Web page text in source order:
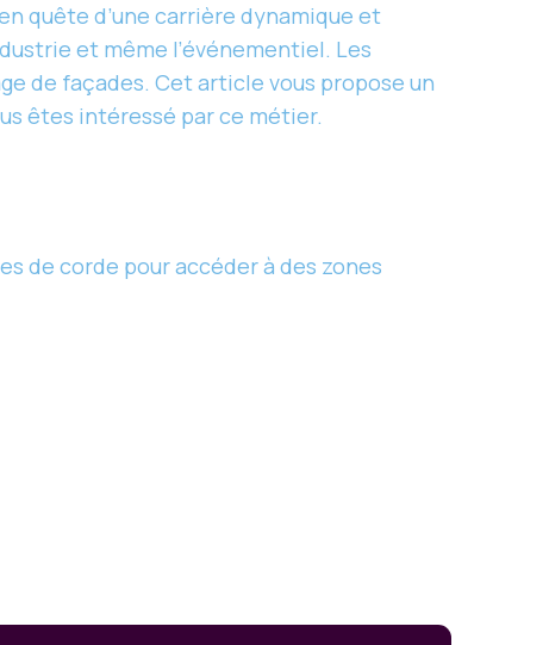
quête d’une carrière dynamique et
et même l’événementiel. Les
de façades. Cet article vous propose un
êtes intéressé par ce métier.
de corde pour accéder à des zones